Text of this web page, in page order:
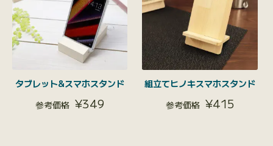
タブレット&スマホスタンド
¥349
組立てヒノキスマホスタンド
¥415